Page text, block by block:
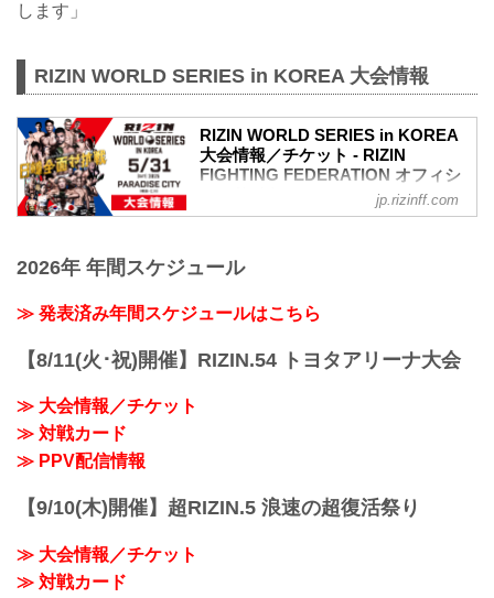
します」
RIZIN WORLD SERIES in KOREA 大会情報
RIZIN WORLD SERIES in KOREA
大会情報／チケット - RIZIN
FIGHTING FEDERATION オフィシ
RIZIN WORLD SERIES in KOREAのチケ
ご覧になりたい方はPPVライブ配信チケ
ットをお買い求めください。
5/30（金）までお得なPPV前売りチケッ
ト販売中！RIZIN WORLD SERIES in
jp.rizinff.com
2026年 年間スケジュール
≫ 発表済み年間スケジュールはこちら
【8/11(火･祝)開催】RIZIN.54 トヨタアリーナ大会
≫ 大会情報／チケット
≫ 対戦カード
≫ PPV配信情報
【9/10(木)開催】超RIZIN.5 浪速の超復活祭り
≫ 大会情報／チケット
≫ 対戦カード